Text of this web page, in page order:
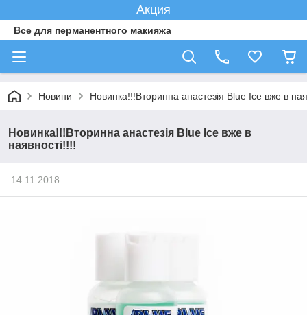
Акция
Все для перманентного макияжа
Новини Новинка!!!Вторинна анастезія Blue Ice вже в
Новинка!!!Вторинна анастезія Blue Ice вже в
наявності!!!!
14.11.2018